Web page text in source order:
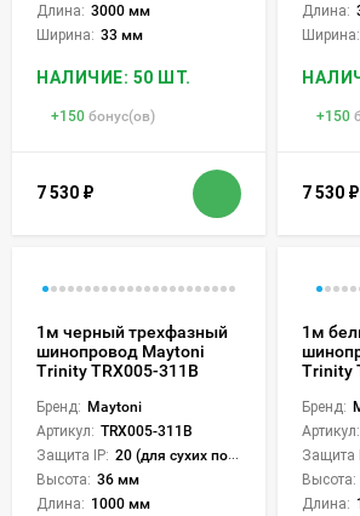
Длина: 3000 мм
Ширина: 33 мм
НАЛИЧИЕ: 50 ШТ.
+150 бонус(ов)
7 530 ₽
Длина:
Ширина:
+150
7 530 ₽
1м черный трехфазный
шинопровод Maytoni
Trinity TRX005-311B
Бренд: Maytoni
Артикул: TRX005-311B
Защита IP: 20 (для сухих пом.)
Высота: 36 мм
Длина: 1000 мм
1м
Trinity
Бренд:
Артикул:
Защита
Высота:
Длина: